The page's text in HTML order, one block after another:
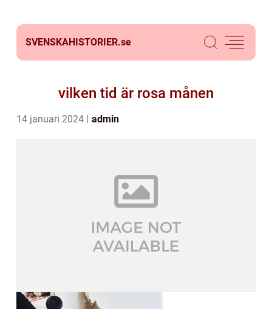
SVENSKAHISTORIER.se
vilken tid är rosa månen
14 januari 2024 admin